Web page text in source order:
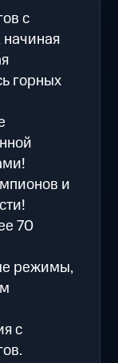
с
горных
и
70
режимы,
с